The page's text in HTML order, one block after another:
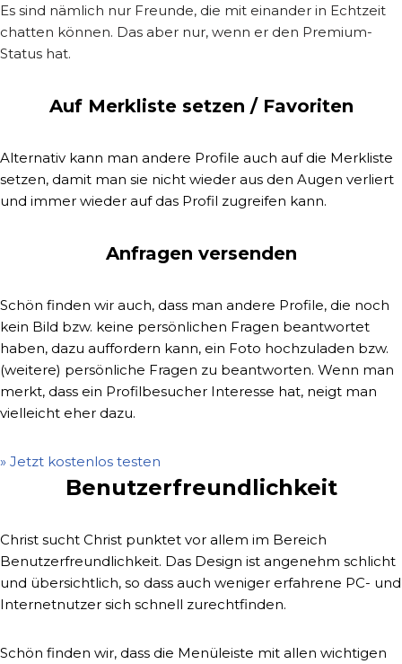
Es sind nämlich nur Freunde, die mit einander in Echtzeit
chatten können. Das aber nur, wenn er den Premium-
Status hat.
Auf Merkliste setzen / Favoriten
Alternativ kann man andere Profile auch auf die Merkliste
setzen, damit man sie nicht wieder aus den Augen verliert
und immer wieder auf das Profil zugreifen kann.
Anfragen versenden
Schön finden wir auch, dass man andere Profile, die noch
kein Bild bzw. keine persönlichen Fragen beantwortet
haben, dazu auffordern kann, ein Foto hochzuladen bzw.
(weitere) persönliche Fragen zu beantworten. Wenn man
merkt, dass ein Profilbesucher Interesse hat, neigt man
vielleicht eher dazu.
» Jetzt kostenlos testen
Benutzerfreundlichkeit
Christ sucht Christ punktet vor allem im Bereich
Benutzerfreundlichkeit. Das Design ist angenehm schlicht
und übersichtlich, so dass auch weniger erfahrene PC- und
Internetnutzer sich schnell zurechtfinden.
Schön finden wir, dass die Menüleiste mit allen wichtigen